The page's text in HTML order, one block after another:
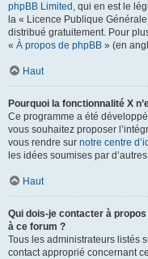
phpBB Limited , qui en est le
la « Licence Publique
distribué gratuitement. Pour
« À propos de phpBB » (en
Haut
Pourquoi la fonctionnalité X
Ce programme a été
vous souhaitez proposer
vous rendre sur notre centre
les idées soumises par
Haut
Qui dois-je contacter à
à ce forum ?
Tous les administrateurs listés
contact approprié concernant